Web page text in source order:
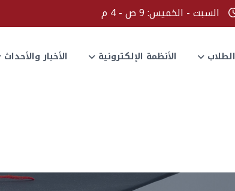
السبت - الخميس: 9 ص - 4 م
الطلاب الأنظمة الإلكترونية الأخبار والأحداث